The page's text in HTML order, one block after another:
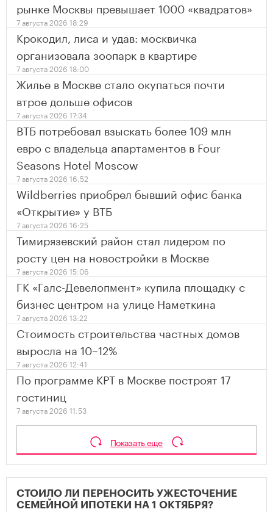
рынке Москвы превышает 1000 «квадратов»
7 августа 2026 18:29
Крокодил, лиса и удав: москвичка
организовала зоопарк в квартире
7 августа 2026 18:00
Жилье в Москве стало окупаться почти
втрое дольше офисов
7 августа 2026 17:34
ВТБ потребовал взыскать более 109 млн
евро с владельца апартаментов в Four
Seasons Hotel Moscow
7 августа 2026 16:52
Wildberries приобрел бывший офис банка
«Открытие» у ВТБ
7 августа 2026 16:25
Тимирязевский район стал лидером по
росту цен на новостройки в Москве
7 августа 2026 15:06
ГК «Галс-Девелопмент» купила площадку с
бизнес центром на улице Наметкина
7 августа 2026 13:22
Стоимость строительства частных домов
выросла на 10–12%
7 августа 2026 12:41
По программе КРТ в Москве построят 17
гостиниц
7 августа 2026 11:53
Показать еще
СТОИЛО ЛИ ПЕРЕНОСИТЬ УЖЕСТОЧЕНИЕ
СЕМЕЙНОЙ ИПОТЕКИ НА 1 ОКТЯБРЯ?